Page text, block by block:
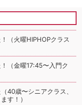
（火曜HIPHOPクラス
（金曜17:45〜入門ク
40歳〜シニアクラス、
す！）